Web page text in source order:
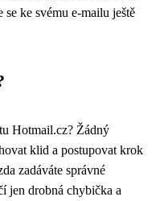
se ke svému e-mailu ještě
Hotmail.cz? Žádný
klid a postupovat krok
zadáváte správné
jen drobná chybička a